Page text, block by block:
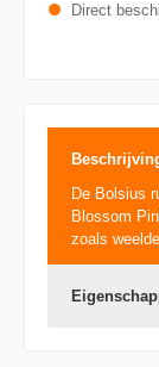
Direct
De Bolsius
Blossom
zoals